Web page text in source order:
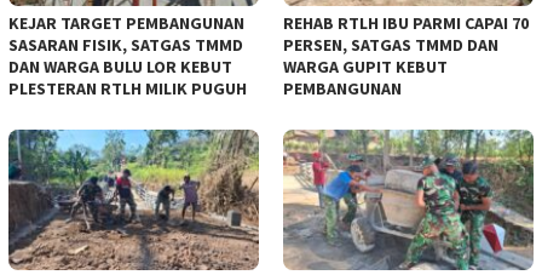
KEJAR TARGET PEMBANGUNAN
SASARAN FISIK, SATGAS TMMD
DAN WARGA BULU LOR KEBUT
PLESTERAN RTLH MILIK PUGUH
REHAB RTLH IBU PARMI CAPAI 70
PERSEN, SATGAS TMMD DAN
WARGA GUPIT KEBUT
PEMBANGUNAN